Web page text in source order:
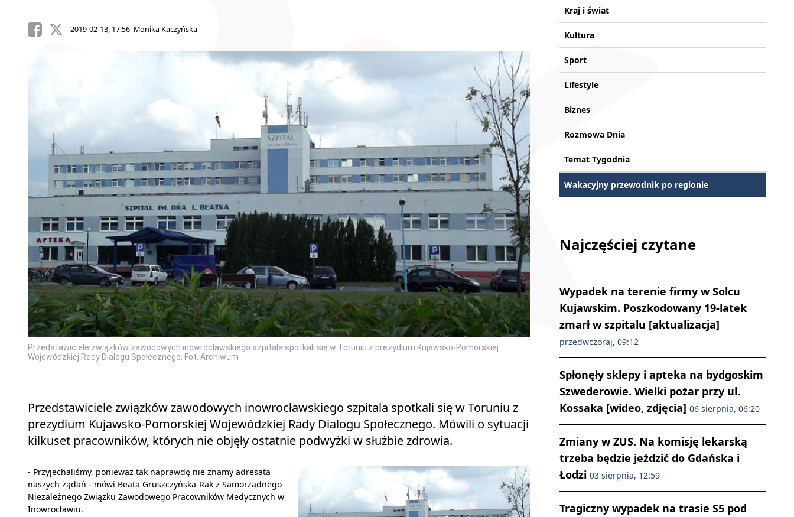
2019-02-13, 17:56 Monika Kaczyńska
Przedstawiciele związków zawodowych inowrocławskiego szpitala spotkali się w Toruniu z prezydium Kujawsko-Pomorskiej
Wojewódzkiej Rady Dialogu Społecznego. Fot. Archiwum
Przedstawiciele związków zawodowych inowrocławskiego szpitala spotkali się w Toruniu z
prezydium Kujawsko-Pomorskiej Wojewódzkiej Rady Dialogu Społecznego. Mówili o sytuacji
kilkuset pracowników, których nie objęły ostatnie podwyżki w służbie zdrowia.
- Przyjechaliśmy, ponieważ tak naprawdę nie znamy adresata
naszych żądań - mówi Beata Gruszczyńska-Rak z Samorządnego
Niezależnego Związku Zawodowego Pracowników Medycznych w
Inowrocławiu.
Kraj i świat
Kultura
Sport
Lifestyle
Biznes
Rozmowa Dnia
Temat Tygodnia
Wakacyjny przewodnik po regionie
Najczęściej czytane
Wypadek na terenie firmy w Solcu
Kujawskim. Poszkodowany 19-latek
zmarł w szpitalu [aktualizacja]
przedwczoraj, 09:12
Spłonęły sklepy i apteka na bydgoskim
Szwederowie. Wielki pożar przy ul.
Kossaka [wideo, zdjęcia] 06 sierpnia, 06:20
Zmiany w ZUS. Na komisję lekarską
trzeba będzie jeździć do Gdańska i
Łodzi 03 sierpnia, 12:59
Tragiczny wypadek na trasie S5 pod